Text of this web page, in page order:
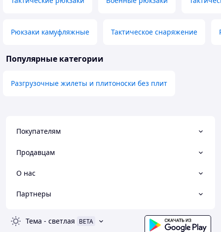
Рюкзаки камуфляжные Тактическое снаряжение
Популярные категории
Разгрузочные жилеты и плитоноски без плит
Покупателям
Продавцам
О нас
Партнеры
Тема - светлая BETA